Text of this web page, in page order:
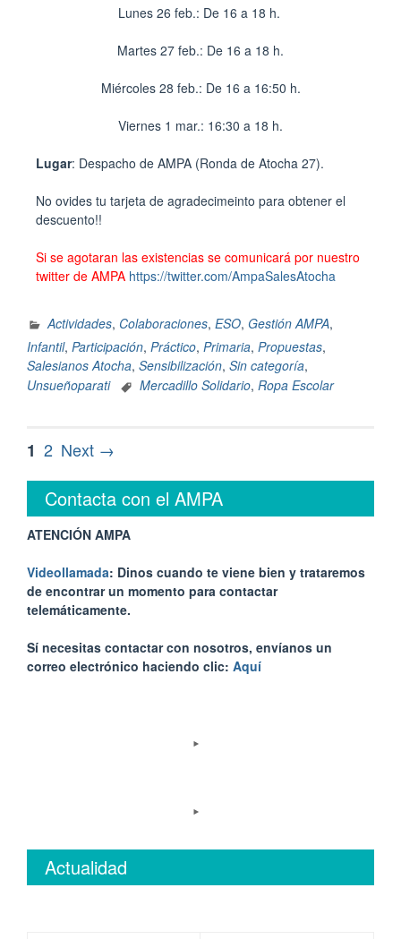
Lunes 26 feb.: De 16 a 18 h.
Martes 27 feb.: De 16 a 18 h.
Miércoles 28 feb.: De 16 a 16:50 h.
Viernes 1 mar.: 16:30 a 18 h.
Lugar: Despacho de AMPA (Ronda de Atocha 27).
No ovides tu tarjeta de agradecimeinto para obtener el
descuento!!
Si se agotaran las existencias se comunicará por nuestro
twitter de AMPA https://twitter.com/AmpaSalesAtocha
Actividades, Colaboraciones, ESO, Gestión AMPA,
Infantil, Participación, Práctico, Primaria, Propuestas,
Salesianos Atocha, Sensibilización, Sin categoría,
Unsueñoparati
Mercadillo Solidario, Ropa Escolar
1 2 Next →
Contacta con el AMPA
ATENCIÓN AMPA
Videollamada: Dinos cuando te viene bien y trataremos
de encontrar un momento para contactar
telemáticamente.
Sí necesitas contactar con nosotros, envíanos un
correo electrónico haciendo clic: Aquí
Actualidad